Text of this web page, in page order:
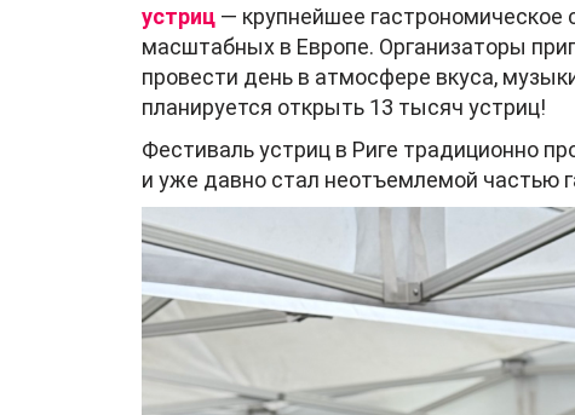
устриц — крупнейшее
масштабных в Европе. Организаторы
провести день в атмосфере вкуса,
планируется открыть 13 тысяч устриц!
Фестиваль устриц в Риге традиционно
и уже давно стал неотъемлемой частью